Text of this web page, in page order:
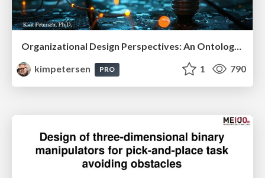
Organizational Design Perspectives: An Ontology of Organizational Design Elements
kimpetersen
PRO 1 790